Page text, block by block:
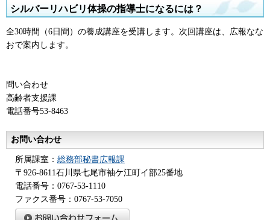
シルバーリハビリ体操の指導士になるには？
全30時間（6日間）の養成講座を受講します。次回講座は、広報なな
おで案内します。
問い合わせ
高齢者支援課
電話番号53-8463
お問い合わせ
所属課室： 総務部秘書広報課
〒926-8611石川県七尾市袖ケ江町イ部25番地
電話番号：0767-53-1110
ファクス番号：0767-53-7050